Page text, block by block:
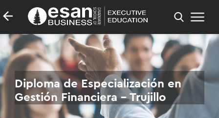
Diploma de Especialización en
Gestión Financiera - Trujillo